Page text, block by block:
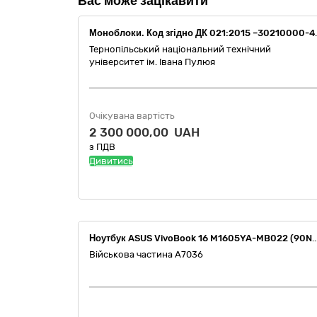
Моноблоки. Код
Тернопільський національний технічний
університет ім. Івана Пулюя
Очікувана вартість
2 300 000,00 UAH
з ПДВ
Дивитись
Ноутбук ASUS VivoBook 16 M1605YA-MB022 (90NB10R1-M000W0) (або
Військова частина А7036